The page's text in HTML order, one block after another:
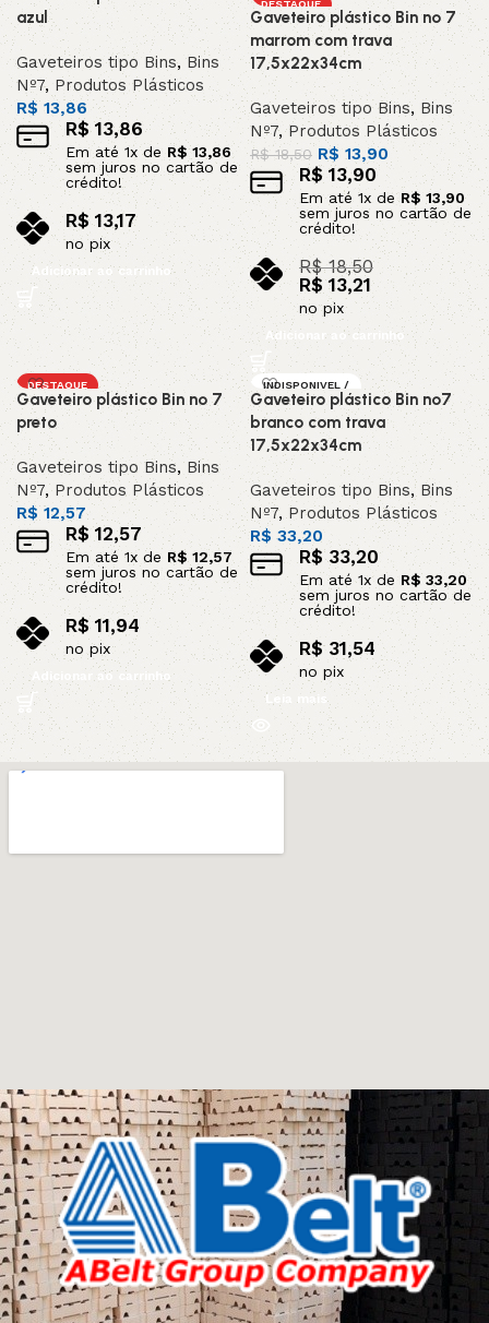
azul
Gaveteiros tipo Bins,Bins
Nº7, Produtos Plásticos
R$13,86
R$13,86
Em até 1x de R$13,86
sem juros no cartão de
crédito!
R$13,17
no pix
Adicionar ao carrinho
DESTAQUE
Gaveteiro plástico Bin nº 7
marrom com trava
17,5x22x34cm
Gaveteiros tipo Bins, Bins
Nº7,Produtos Plásticos
R$18,50 R$ 13,90
R$ 13,90
Em até 1x deR$ 13,90
sem juros no cartão de
crédito!
R$18,50
R$13,21
no pix
Adicionar ao carrinho
DESTAQUE
Gaveteiro plástico Bin nº 7
preto
Gaveteiros tipo Bins,Bins
Nº7,Produtos Plásticos
R$12,57
R$ 12,57
Em até 1x de R$ 12,57
sem juros no cartão de
crédito!
R$11,94
no pix
Adicionar ao carrinho
INDISPONIVEL /
SOB ENCOMEND
A
Gaveteiro plástico Bin nº7
branco com trava
17,5x22x34cm
Gaveteiros tipo Bins, Bins
Nº7,Produtos Plásticos
R$ 33,20
R$33,20
Em até1x de R$33,20
sem juros no cartão de
crédito!
R$31,54
no pix
Leia mais